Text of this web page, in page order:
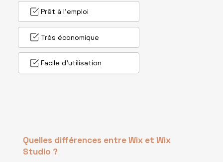
Prêt à l'emploi
Très économique
Facile d'utilisation
Quelles différences entre Wix et Wix
Studio ?